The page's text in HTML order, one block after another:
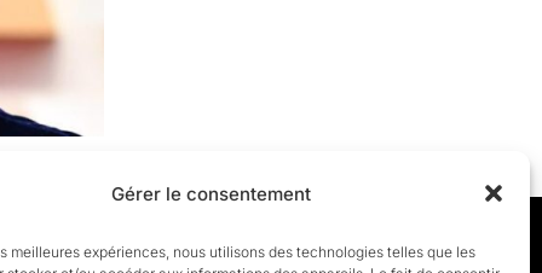
Gérer le consentement
meilleures expériences, nous utilisons des technologies telles que les